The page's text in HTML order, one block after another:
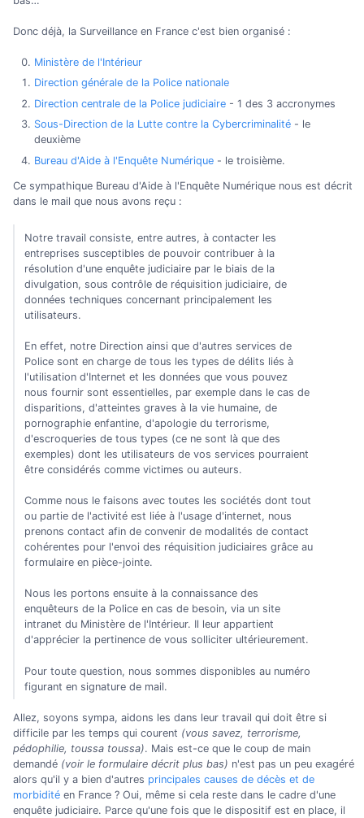
Donc déjà, la Surveillance en France c'est bien organisé :
Ministère de l'Intérieur
Direction générale de la Police nationale
Direction centrale de la Police judiciaire- 1 des 3 accronymes
Sous-Direction de la Lutte contre la Cybercriminalité- le
deuxième
Bureau d'Aide à l'Enquête Numérique- le troisième.
Ce sympathique Bureau d'Aide à l'Enquête Numérique nous est décrit
dans le mail que nous avons reçu :
Notre travail consiste, entre autres, à contacter les
entreprises susceptibles de pouvoir contribuer à la
résolution d'une enquête judiciaire par le biais de la
divulgation, sous contrôle de réquisition judiciaire, de
données techniques concernant principalement les
utilisateurs.
En effet, notre Direction ainsi que d'autres services de
Police sont en charge de tous les types de délits liés à
l'utilisation d'Internet et les données que vous pouvez
nous fournir sont essentielles, par exemple dans le cas de
disparitions, d'atteintes graves à la vie humaine, de
pornographie enfantine, d'apologie du terrorisme,
d'escroqueries de tous types (ce ne sont là que des
exemples) dont les utilisateurs de vos services pourraient
être considérés comme victimes ou auteurs.
Comme nous le faisons avec toutes les sociétés dont tout
ou partie de l'activité est liée à l'usage d'internet, nous
prenons contact afin de convenir de modalités de contact
cohérentes pour l'envoi des réquisition judiciaires grâce au
formulaire en pièce-jointe.
Nous les portons ensuite à la connaissance des
enquêteurs de la Police en cas de besoin, via un site
intranet du Ministère de l'Intérieur. Il leur appartient
d'apprécier la pertinence de vous solliciter ultérieurement.
Pour toute question, nous sommes disponibles au numéro
figurant en signature de mail.
Allez, soyons sympa, aidons les dans leur travail qui doit être si
difficile par les temps qui courent (vous savez, terrorisme,
pédophilie, toussa toussa). Mais est-ce que le coup de main
demandé (voir le formulaire décrit plus bas) n'est pas un peu exagéré
alors qu'il y a bien d'autres principales causes de décès et de
morbidité en France ? Oui, même si cela reste dans le cadre d'une
enquête judiciaire. Parce qu'une fois que le dispositif est en place, il